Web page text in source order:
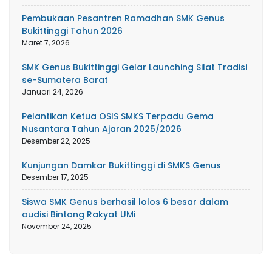
Pembukaan Pesantren Ramadhan SMK Genus
Bukittinggi Tahun 2026
Maret 7, 2026
SMK Genus Bukittinggi Gelar Launching Silat Tradisi
se-Sumatera Barat
Januari 24, 2026
Pelantikan Ketua OSIS SMKS Terpadu Gema
Nusantara Tahun Ajaran 2025/2026
Desember 22, 2025
Kunjungan Damkar Bukittinggi di SMKS Genus
Desember 17, 2025
Siswa SMK Genus berhasil lolos 6 besar dalam
audisi Bintang Rakyat UMi
November 24, 2025